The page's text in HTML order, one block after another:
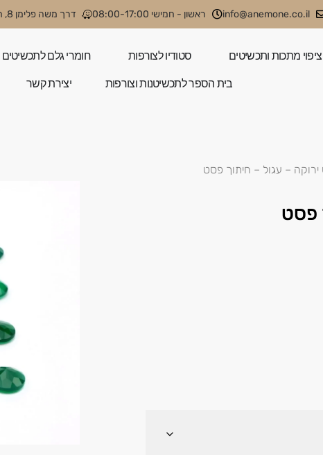
info@anemone.co.il ראשון - חמישי 08:00-17:00 דרך משה פלימן 8, חיפה (קניון קסטרא)
ציפוי מתכות ותכשיטים סטודיו לצורפות חומרי גלם לתכשיטים
בית הספר לתכשיטנות וצורפות יצירת קשר
ירוקה – עגול – חיתוך פסט
פסט